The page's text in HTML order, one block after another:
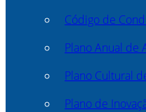
Código de
Plano Anual de
Plano Cultural
Plano de